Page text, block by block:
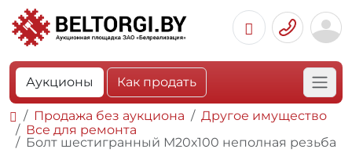
Аукционы Как продать
Продажа без аукциона
Другое имущество
Все для ремонта
Болт шестигранный М20х100 неполная резьба